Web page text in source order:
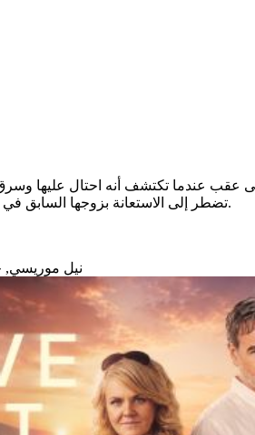
عندما تكتشف أنه احتال عليها
تضطر إلى الاستعانة بزوجها السابق في محاولة لاستعادة حقّها المسلوب.
| نيل موريسي,